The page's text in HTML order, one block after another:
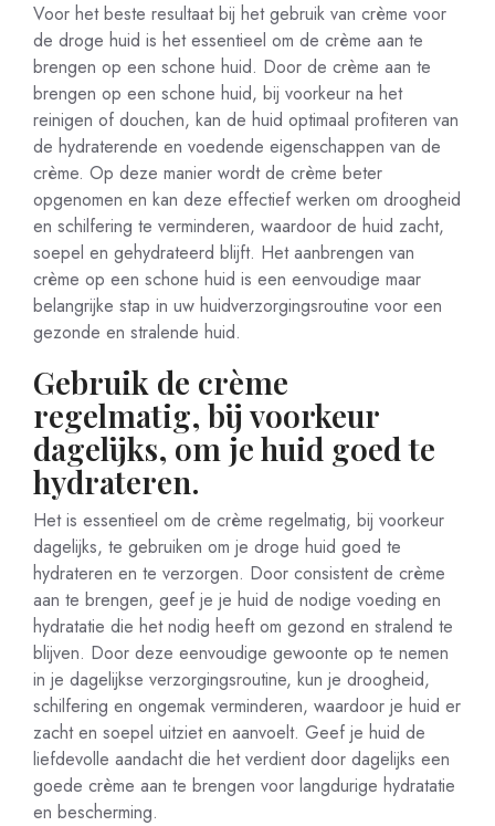
Voor het beste resultaat bij het gebruik van crème voor
de droge huid is het essentieel om de crème aan te
brengen op een schone huid. Door de crème aan te
brengen op een schone huid, bij voorkeur na het
reinigen of douchen, kan de huid optimaal profiteren van
de hydraterende en voedende eigenschappen van de
crème. Op deze manier wordt de crème beter
opgenomen en kan deze effectief werken om droogheid
en schilfering te verminderen, waardoor de huid zacht,
soepel en gehydrateerd blijft. Het aanbrengen van
crème op een schone huid is een eenvoudige maar
belangrijke stap in uw huidverzorgingsroutine voor een
gezonde en stralende huid.
Gebruik de crème
regelmatig, bij voorkeur
dagelijks, om je huid goed te
hydrateren.
Het is essentieel om de crème regelmatig, bij voorkeur
dagelijks, te gebruiken om je droge huid goed te
hydrateren en te verzorgen. Door consistent de crème
aan te brengen, geef je je huid de nodige voeding en
hydratatie die het nodig heeft om gezond en stralend te
blijven. Door deze eenvoudige gewoonte op te nemen
in je dagelijkse verzorgingsroutine, kun je droogheid,
schilfering en ongemak verminderen, waardoor je huid er
zacht en soepel uitziet en aanvoelt. Geef je huid de
liefdevolle aandacht die het verdient door dagelijks een
goede crème aan te brengen voor langdurige hydratatie
en bescherming.